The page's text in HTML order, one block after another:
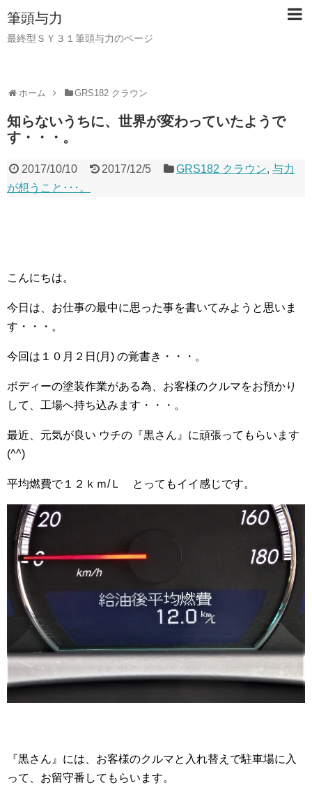
筆頭与力
最終型ＳＹ３１筆頭与力のページ
ホーム GRS182 クラウン
知らないうちに、世界が変わっていたようで
す・・・。
2017/10/10 2017/12/5 GRS182 クラウン,与力
が想うこと･･･。
こんにちは。
今日は、お仕事の最中に思った事を書いてみようと思いま
す・・・。
今回は１０月２日(月) の覚書き・・・。
ボディーの塗装作業がある為、お客様のクルマをお預かり
して、工場へ持ち込みます・・・。
最近、元気が良い ウチの『黒さん』に頑張ってもらいます
(^^)
平均燃費で１２ｋｍ/Ｌ とってもイイ感じです。
『黒さん』には、お客様のクルマと入れ替えで駐車場に入
って、お留守番してもらいます。